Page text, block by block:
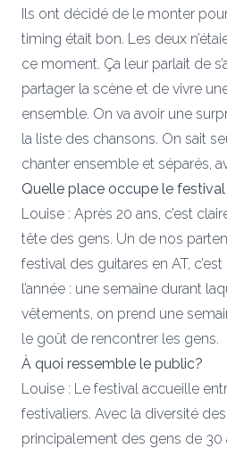
Ils ont décidé de le monter
timing était bon. Les deux
ce moment. Ça leur parlait de
partager la scène et de vivre
ensemble. On va avoir une
la liste des chansons. On sait
chanter ensemble et séparés,
Quelle place occupe le
Louise : Après 20 ans, c’est
tête des gens. Un de nos
festival des guitares en AT,
l’année : une semaine durant
vêtements, on prend une
le goût de rencontrer les gens.
À quoi ressemble le public?
Louise : Le festival accueille
festivaliers. Avec la diversité
principalement des gens de 30